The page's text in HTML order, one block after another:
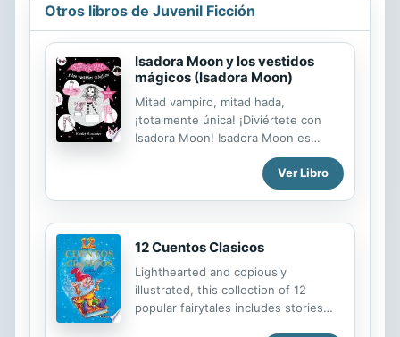
Otros libros de Juvenil Ficción
Isadora Moon y los vestidos
mágicos (Isadora Moon)
Mitad vampiro, mitad hada,
¡totalmente única! ¡Diviértete con
Isadora Moon! Isadora Moon es
especial porque es distinta a los
demás. Su mamá es un hada, y su
papá es un vampiro, así que Isadora
noche y el color negro, pero también
usar su varita mágica y el color rosa.
negro y rosa y una heroína única,
ahora los seguidores de Isadora
podrán recortar, vestir y pintar a sus
personajes favoritos como la misma
Ver Libro
12 Cuentos Clasicos
Lighthearted and copiously
illustrated, this collection of 12
popular fairytales includes stories